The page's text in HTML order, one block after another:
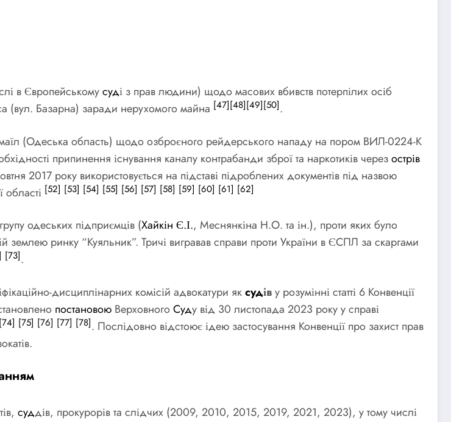
в Європейськомусуді з прав людини) щодо масових вбивств потерпілих осіб
(вул. Базарна) заради нерухомого майна [47][48][49][50].
(Одеська область) щодо озброєного рейдерського нападу на пором ВИЛ-0224-К
припинення існування каналу контрабанди зброї та наркотиків черезострів
2017 року використовується на підставі підроблених документів під назвою
[52] [53] [54] [55] [56] [57] [58] [59] [60] [61] [62]
групу одеських підприємців (Хайкін Є.І., Меснянкіна Н.О. та ін.), проти яких було
землею ринку “Куяльник”. Тричі вигравав справи проти України в ЄСПЛ за скаргами
[73].
дисциплінарних комісій адвокатури яксудіву розумінні статті 6 Конвенції
постановою ВерховногоСуду від 30 листопада 2023 року у справі
[74] [75] [76] [77] [78]. Послідовно відстоює ідею застосування Конвенції про захист прав
суддів, прокурорів та слідчих (2009, 2010, 2015, 2019, 2021, 2023), у тому числі